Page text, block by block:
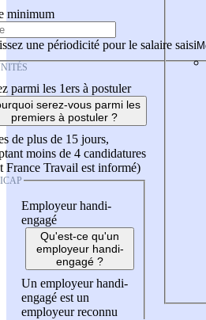
minimum
une périodicité pour le salaire saisi
parmi les 1ers à postuler
serez-vous parmi les
premiers à postuler ?
de plus de 15 jours,
moins de 4 candidatures
France Travail est informé)
Employeur handi-
engagé
Qu'est-ce qu'un
employeur handi-
engagé ?
Un employeur handi-
engagé est un
employeur reconnu